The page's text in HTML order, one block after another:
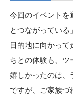
今回のイベントを
とつながっている
目的地に向かっ
ちとの体験も、ツ
嬉しかったのは、
ですが、ご家族づ